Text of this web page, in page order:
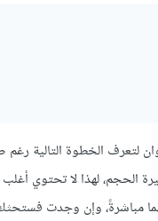
الخطوة التالية رغم
وإن وجدت فستحثك